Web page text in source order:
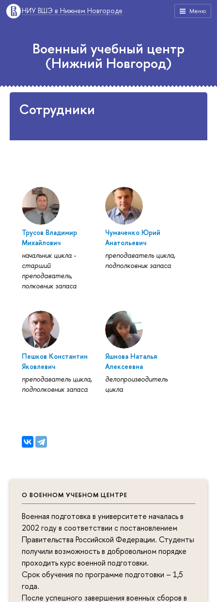
Меню
НИУ ВШЭ в Нижнем Новгороде
О ВОЕННОМ УЧЕБНОМ ЦЕНТРЕ
Военная подготовка в университете началась в
2002 году в соответствии с постановлением
Правительства Российской Федерации. Студенты
получили возможность в добровольном порядке
проходить курс военной подготовки.
Срок обучения по программе подготовки – 1,5
года.
После успешного завершения военных сборов в
Военный учебный центр
(Нижний Новгород)
Сотрудники
Трусов Владимир
Михайлович
начальник цикла -
старший
преподаватель,
полковник запаса
Чумаченко Юрий
Анатольевич
преподаватель цикла,
подполковник запаса
Пешков Константин
Яковлевич
преподаватель цикла,
подполковник запаса
Яшнова Наталья
Алексеевна
делопроизводитель
цикла